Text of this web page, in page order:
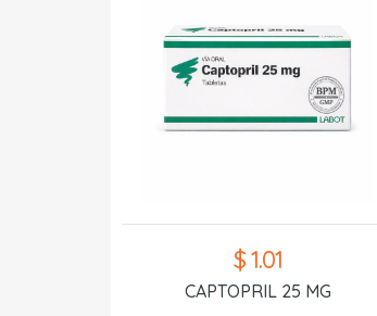
$ 1.01
CAPTOPRIL 25 MG